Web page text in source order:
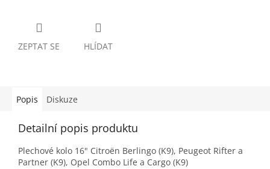
ZEPTAT SE HLÍDAT
Popis Diskuze
Detailní popis produktu
Plechové kolo 16" Citroën Berlingo (K9), Peugeot Rifter a
Partner (K9), Opel Combo Life a Cargo (K9)